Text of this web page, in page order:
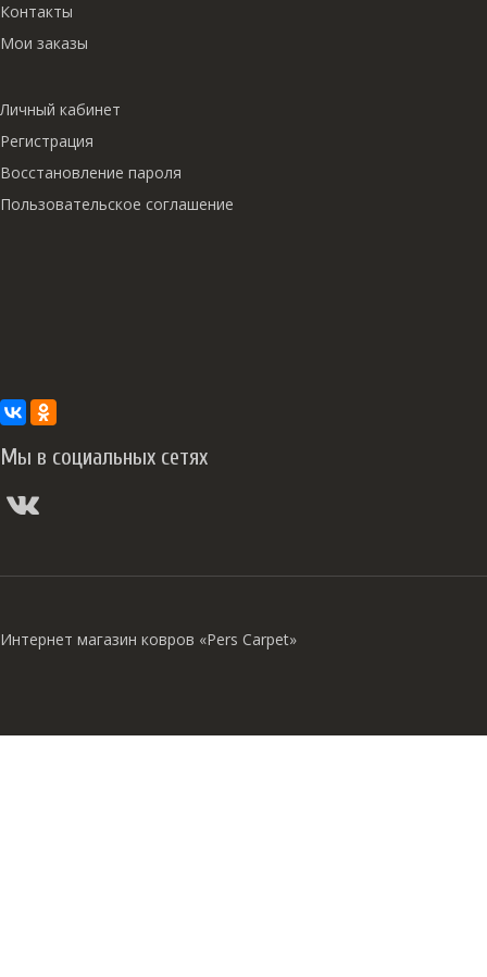
Контакты
Мои заказы
Личный кабинет
Регистрация
Восстановление пароля
Пользовательское соглашение
Мы в социальных сетях
Интернет магазин ковров «Pers Carpet»